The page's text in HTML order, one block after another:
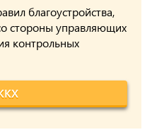
благоустройства,
стороны управляющих
контрольных